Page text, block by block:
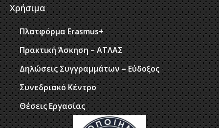
Χρήσιμα
Πλατφόρμα Erasmus+
Πρακτική Άσκηση – ΑΤΛΑΣ
Δηλώσεις Συγγραμμάτων – Εύδοξος
Συνεδριακό Κέντρο
Θέσεις Εργασίας